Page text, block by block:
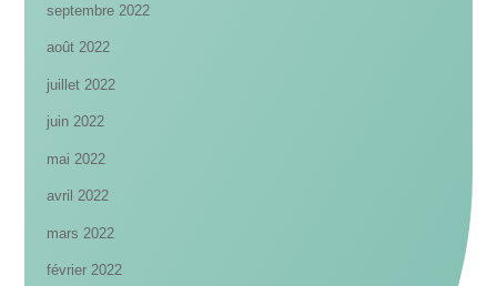
septembre 2022
août 2022
juillet 2022
juin 2022
mai 2022
avril 2022
mars 2022
février 2022